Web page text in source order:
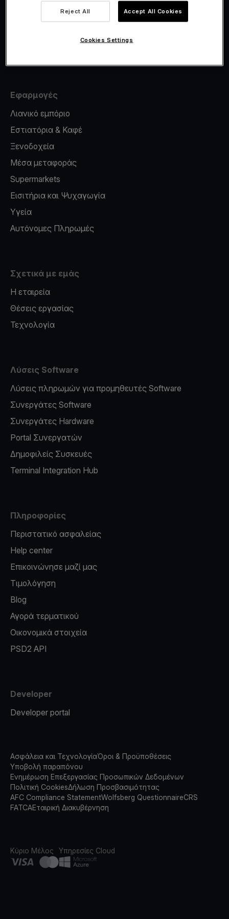
Έκδοση καρτών
Εφαρμογές
Λιανικό εμπόριο
Εστιατόρια & Καφέ
Ξενοδοχεία
Μέσα μεταφοράς
Supermarkets
Εισιτήρια και Ψυχαγωγία
Υγεία
Αυτόνομες Πληρωμές
Σχετικά με εμάς
Η εταιρεία
Θέσεις εργασίας
Τεχνολογία
Λύσεις Software
Λύσεις πληρωμών για προμηθευτές Software
Συνεργάτες Software
Συνεργάτες Hardware
Portal Συνεργατών
Δημοφιλείς Συσκευές
Terminal Integration Hub
Πληροφορίες
Περιστατικό ασφαλείας
Help center
Επικοινώνησε μαζί μας
Τιμολόγηση
Blog
Αγορά τερματικού
Οικονομικά στοιχεία
PSD2 API
Developer
Developer portal
Ασφάλεια και ΤεχνολογίαΌροι & Προϋποθέσεις
Υποβολή παραπόνου
Ενημέρωση Επεξεργασίας Προσωπικών Δεδομένων
Πολιτική CookiesΔήλωση Προσβασιμότητας
AFC Compliance StatementWolfsberg QuestionnaireCRS
FATCAΕταιρική Διακυβέρνηση
Κύριο Μέλος Υπηρεσίες Cloud
Reject All Accept All Cookies
Cookies Settings